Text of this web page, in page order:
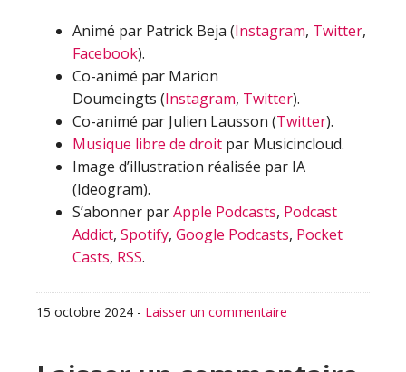
Animé par Patrick Beja (Instagram, Twitter,
Facebook).
Co-animé par Marion
Doumeingts (Instagram, Twitter).
Co-animé par Julien Lausson (Twitter).
Musique libre de droit par Musicincloud.
Image d’illustration réalisée par IA
(Ideogram).
S’abonner parApple Podcasts, Podcast
Addict, Spotify, Google Podcasts, Pocket
Casts, RSS.
15 octobre 2024 - Laisser un commentaire